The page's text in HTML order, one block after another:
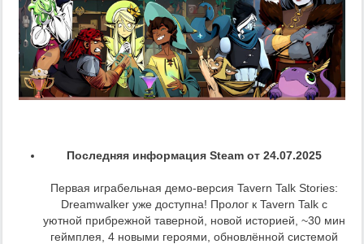
Последняя информация Steam от 24.07.2025
Первая играбельная демо-версия Tavern Talk Stories:
Dreamwalker уже доступна! Пролог к Tavern Talk с
уютной прибрежной таверной, новой историей, ~30 мин
геймплея, 4 новыми героями, обновлённой системой